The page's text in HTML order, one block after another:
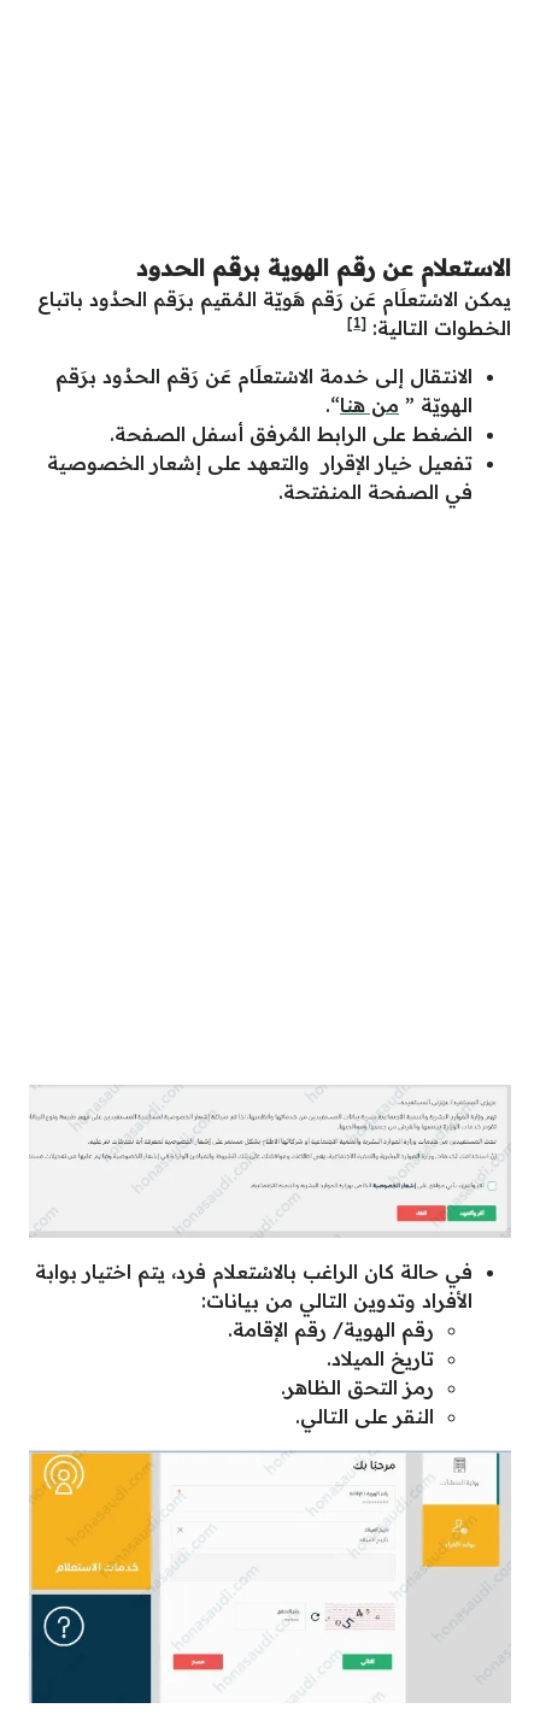
الاستعلام عن رقم الهوية برقم الحدود
يمكن الاسْتعلَام عَن رَقم هَويّة المُقيم برَقم الحدُود باتباع
الخطوات التالية: [1]
الانتقال إلى خدمة الاسْتعلَام عَن رَقم الحدُود برَقم
الهويّة ” من هنا“.
الضغط على الرابط المُرفق أسفل الصفحة.
تفعيل خيار الإقرار والتعهد على إشعار الخصوصية
في الصفحة المنفتحة.
في حالة كان الراغب بالاسْتعلام فرد، يتم اختيار بوابة
الأفراد وتدوين التالي من بيانات:
رقم الهوية/ رقم الإقامة.
تاريخ الميلاد.
رمز التحق الظاهر.
النقر على التالي.